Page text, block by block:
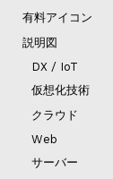
有料アイコン
説明図
DX / IoT
仮想化技術
クラウド
Web
サーバー